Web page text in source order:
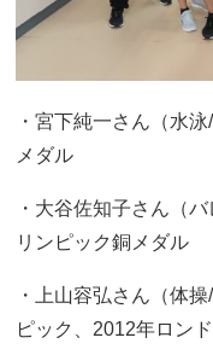
・宮下純一さん（水
メダル
・大谷佐知子さん（
リンピック銅メダル
・上山容弘さん（体
ピック、2012年ロン